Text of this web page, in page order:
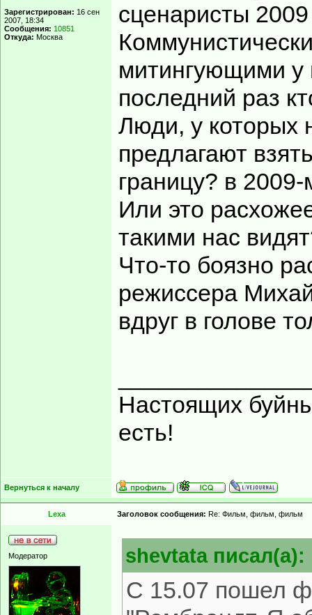
Зарегистрирован: 16 сен
2007, 18:34
Сообщения: 10851
Откуда: Москва
сценаристы
митингующими у
последний раз
Люди, у которых
предлагают
границу? в
Или это
такими нас
Что-то боязно
режиссера
вдруг в голове
Настоящих
есть!
Вернуться к началу
Lexa Заголовок сообщения: Re: Фильм, фильм, фильм
Модератор shevtata писал(а):
С 15.07 пошел